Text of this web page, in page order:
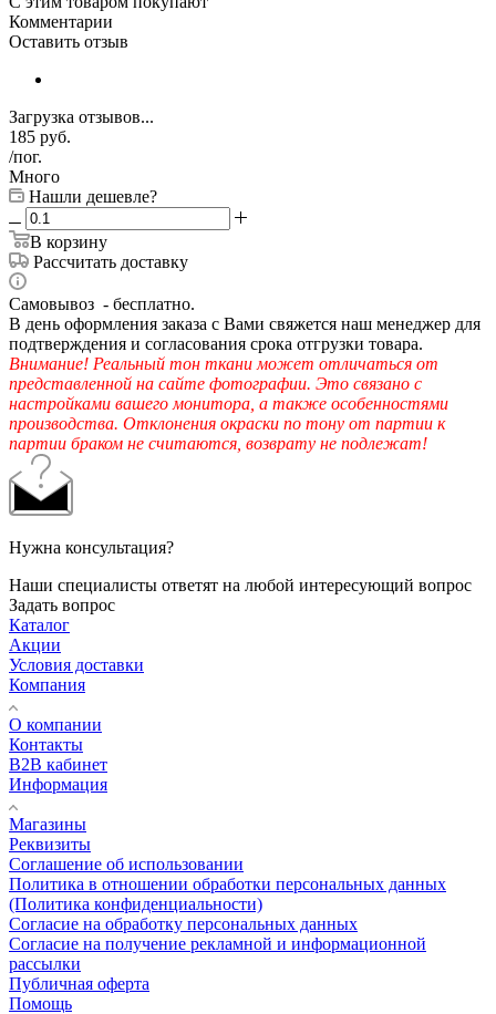
Комментарии
Оставить отзыв
Загрузка отзывов...
185 руб.
/пог.
Много
Нашли дешевле?
В корзину
Рассчитать доставку
Самовывоз - бесплатно.
В день оформления заказа с Вами свяжется наш менеджер для
подтверждения и согласования срока отгрузки товара.
Внимание! Реальный тон ткани может отличаться от
представленной на сайте фотографии. Это связано с
настройками вашего монитора, а также особенностями
производства. Отклонения окраски по тону от партии к
партии браком не считаются, возврату не подлежат!
Нужна консультация?
Наши специалисты ответят на любой интересующий вопрос
Задать вопрос
Каталог
Акции
Условия доставки
Компания
О компании
Контакты
B2B кабинет
Информация
Магазины
Реквизиты
Соглашение об использовании
Политика в отношении обработки персональных данных
(Политика конфиденциальности)
Согласие на обработку персональных данных
Согласие на получение рекламной и информационной
рассылки
Публичная оферта
Помощь